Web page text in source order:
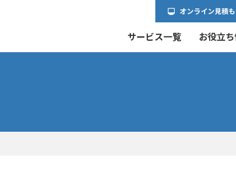
サービス一覧 お役立
オンライン見積